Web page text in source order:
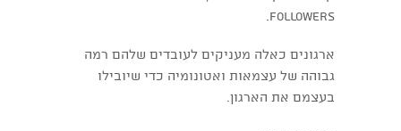
followers.
ארגונים כאלה מעניקים לעובדים שלהם רמה
גבוהה של עצמאות ואטונומיה כדי שיובילו
בעצמם את הארגון.